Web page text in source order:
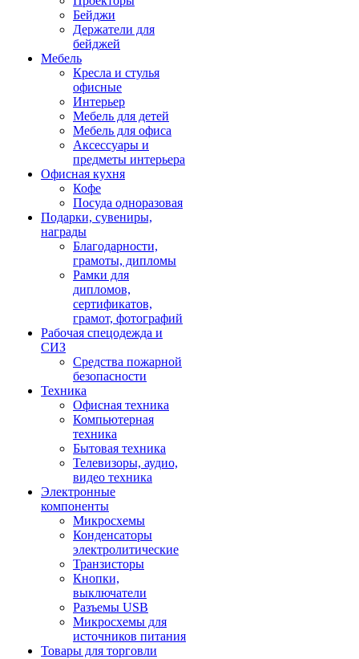
Бейджи
Держатели для
бейджей
Мебель
Кресла и стулья
офисные
Интерьер
Мебель для детей
Мебель для офиса
Аксессуары и
предметы интерьера
Офисная кухня
Кофе
Посуда одноразовая
Подарки, сувениры,
награды
Благодарности,
грамоты, дипломы
Рамки для
дипломов,
сертификатов,
грамот, фотографий
Рабочая спецодежда и
СИЗ
Средства пожарной
безопасности
Техника
Офисная техника
Компьютерная
техника
Бытовая техника
Телевизоры, аудио,
видео техника
Электронные
компоненты
Микросхемы
Конденсаторы
электролитические
Транзисторы
Кнопки,
выключатели
Разъемы USB
Микросхемы для
источников питания
Товары для торговли